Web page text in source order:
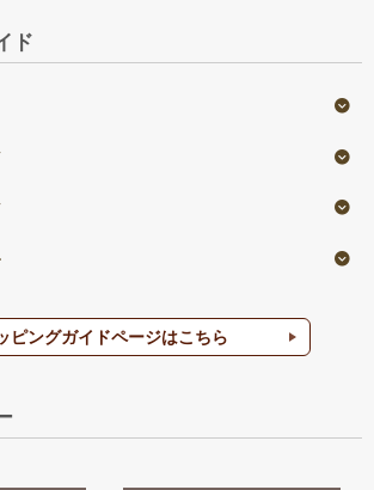
ド
ピングガイドページはこちら